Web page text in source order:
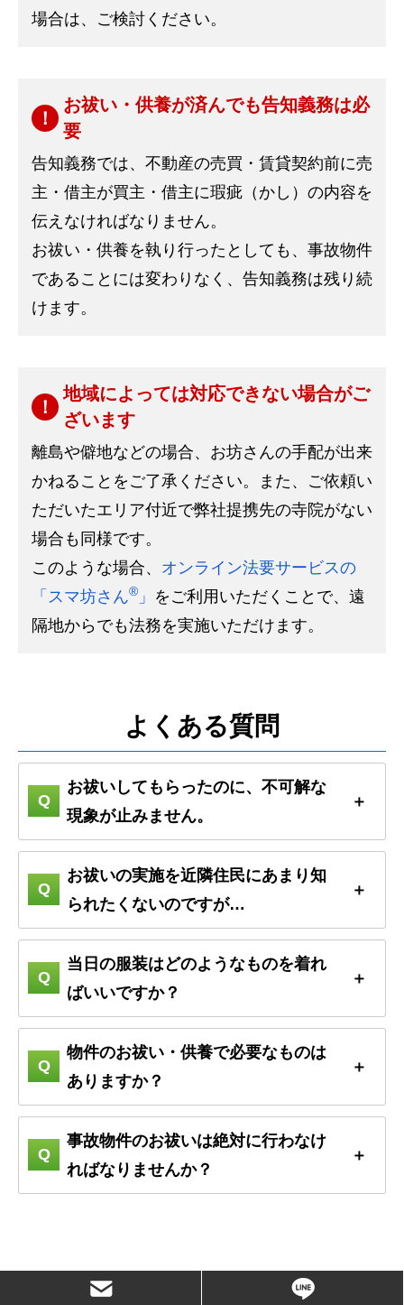
場合は、ご検討ください。
お祓い・供養が済んでも告知義務は必
要
告知義務では、不動産の売買・賃貸契約前に売
主・借主が買主・借主に瑕疵（かし）の内容を
伝えなければなりません。
お祓い・供養を執り行ったとしても、事故物件
であることには変わりなく、告知義務は残り続
けます。
地域によっては対応できない場合がご
ざいます
離島や僻地などの場合、お坊さんの手配が出来
かねることをご了承ください。また、ご依頼い
ただいたエリア付近で弊社提携先の寺院がない
場合も同様です。
このような場合、 オンライン法要サービスの
「スマ坊さん® 」 をご利用いただくことで、遠
隔地からでも法務を実施いただけます。
よくある質問
お祓いしてもらったのに、不可解な
現象が止みません。
お祓いの実施を近隣住民にあまり知
られたくないのですが…
当日の服装はどのようなものを着れ
ばいいですか？
物件のお祓い・供養で必要なものは
ありますか？
事故物件のお祓いは絶対に行わなけ
ればなりませんか？